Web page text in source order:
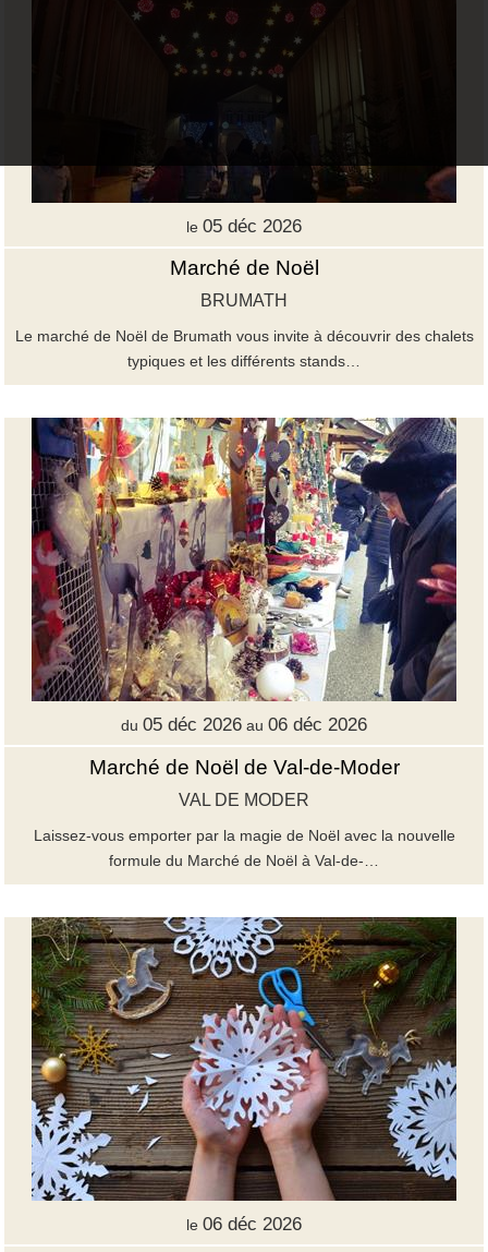
le 05 déc 2026
Marché de Noël
BRUMATH
Le marché de Noël de Brumath vous invite à découvrir des chalets
typiques et les différents stands…
du 05 déc 2026 au 06 déc 2026
Marché de Noël de Val-de-Moder
VAL DE MODER
Laissez-vous emporter par la magie de Noël avec la nouvelle
formule du Marché de Noël à Val-de-…
le 06 déc 2026